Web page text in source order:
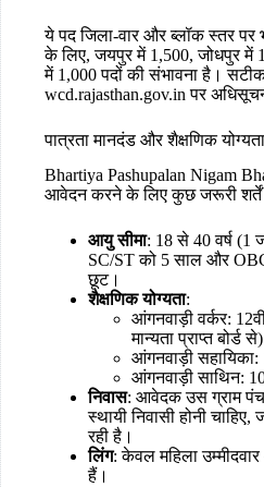
ये पद जिला-वार और ब्लॉक स्तर पर
के लिए, जयपुर में 1,500, जोधपुर में
में 1,000 पदों की संभावना है।
wcd.rajasthan.gov.in पर
पात्रता मानदंड और शैक्षणिक योग्यता
Bhartiya Pashupalan Nigam
आवेदन करने के लिए कुछ जरूरी शर्तें
आयु सीमा: 18 से 40 वर्ष (1
SC/ST को 5 साल और
छूट।
शैक्षणिक योग्यता:
आंगनवाड़ी वर्कर:
मान्यता प्राप्त बोर्ड
आंगनवाड़ी सहायिका:
आंगनवाड़ी साथिन:
निवास: आवेदक उस ग्राम
स्थायी निवासी होनी
रही है।
लिंग: केवल महिला
हैं।